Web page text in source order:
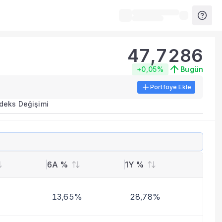
metrikleri listelenir.
benzer fonları inceleyebilirsiniz.
47,7286
+0,05% Bugün
Portföye Ekle
Değişimi
6A % 1Y %
13,65% 28,78%